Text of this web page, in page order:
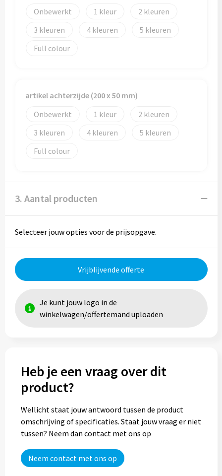
Onbewerkt 1
2
3
4
5
Full colour
artikel achterzijde (200 x 50 mm)
Onbewerkt
1
2
3
4
5
Full colour
3. Aantal producten
Selecteer jouw opties voor de prijsopgave.
Vrijblijvende offerte
Je kunt jouw logo in de
winkelwagen/offertemand uploaden
Heb je een vraag over dit
product?
Wellicht staat jouw antwoord tussen de product
omschrijving of specificaties. Staat jouw vraag er niet
tussen? Neem dan contact met ons op
Neem contact met ons op